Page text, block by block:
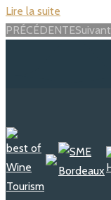
Lire la suite
Posts
PRÉCÉDENTESuivant